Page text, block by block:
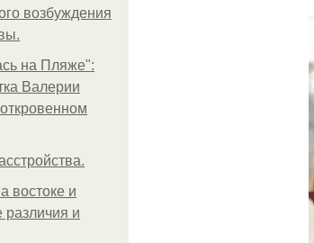
возбуждения
на Пляже":
Валерии
востоке и
различия и